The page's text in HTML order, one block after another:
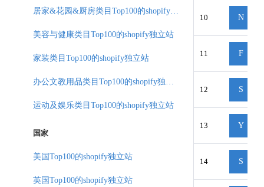
10 N
11 F
12 S
13 Y
14 S
美容与健康类目Top100的shopify独立站
家装类目Top100的shopify独立站
运动及娱乐类目Top100的shopify独立站
国家
美国Top100的shopify独立站
英国Top100的shopify独立站